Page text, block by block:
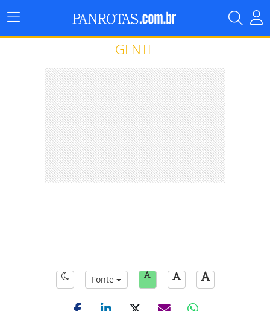
Menu
Principal
GENTE
Fonte